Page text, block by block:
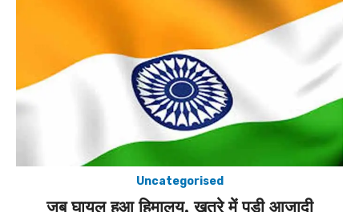
Uncategorised
जब घायल हुआ हिमालय, खतरे में पड़ी आजादी